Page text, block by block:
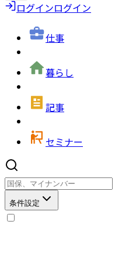
ログインログイン
仕事
暮らし
記事
セミナー
条件設定